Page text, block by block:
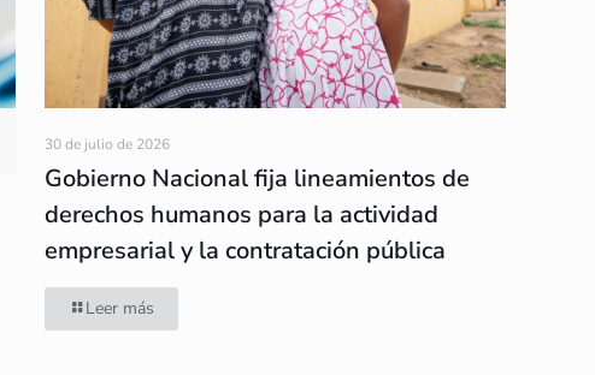
30 de julio de 2026
Gobierno Nacional fija lineamientos de
derechos humanos para la actividad
empresarial y la contratación pública
Leer más